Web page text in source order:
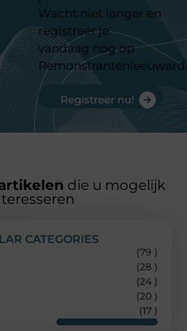
Wacht niet langer en
registreer je
vandaag nog op
Registreer nu!
die u mogelijk
CATEGORIES
(79 )
(28 )
(24 )
(20 )
(17 )